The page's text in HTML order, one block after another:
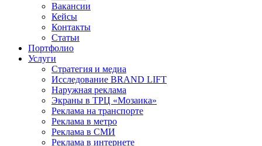
Вакансии
Кейсы
Контакты
Статьи
Портфолио
Услуги
Стратегия и медиа
Исследование BRAND LIFT
Наружная реклама
Экраны в ТРЦ «Мозаика»
Реклама на транспорте
Реклама в метро
Реклама в СМИ
Реклама в интернете